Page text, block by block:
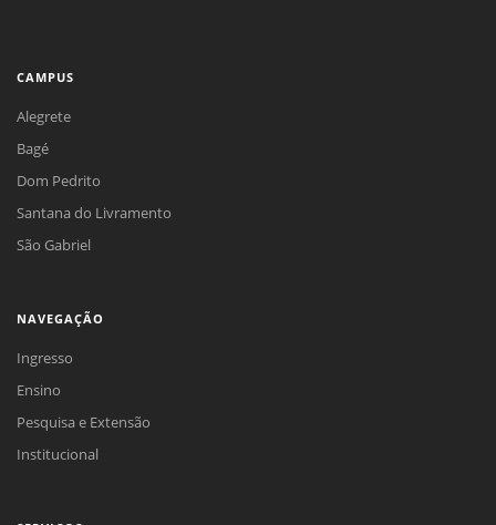
CAMPUS
Alegrete
Bagé
Dom Pedrito
Santana do Livramento
São Gabriel
NAVEGAÇÃO
Ingresso
Ensino
Pesquisa e Extensão
Institucional